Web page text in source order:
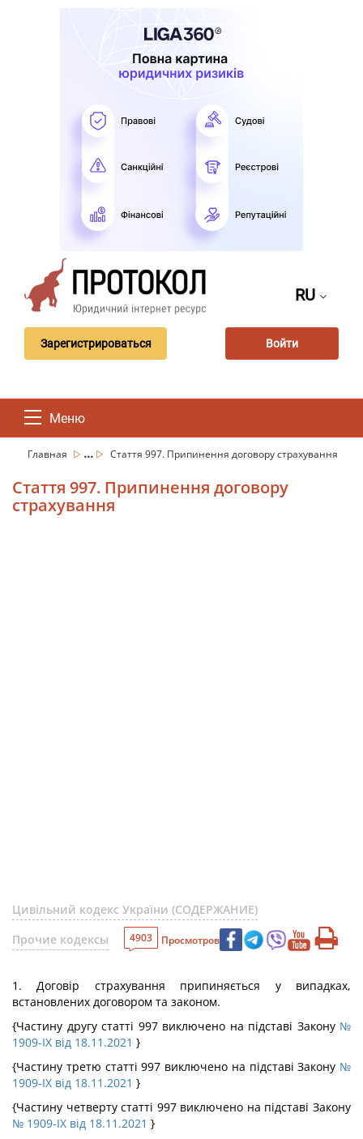
RU
Зарегистрироваться Войти
Меню
Главная ... Стаття 997. Припинення договору страхування
Стаття 997. Припинення договору
страхування
Цивільний кодекс України (СОДЕРЖАНИЕ)
Прочие кодексы
4903 Просмотров
1. Договір страхування припиняється у випадках,
встановлених договором та законом.
{Частину другу статті 997 виключено на підставі Закону №
1909-IX від 18.11.2021 }
{Частину третю статті 997 виключено на підставі Закону №
1909-IX від 18.11.2021 }
{Частину четверту статті 997 виключено на підставі Закону
№ 1909-IX від 18.11.2021 }